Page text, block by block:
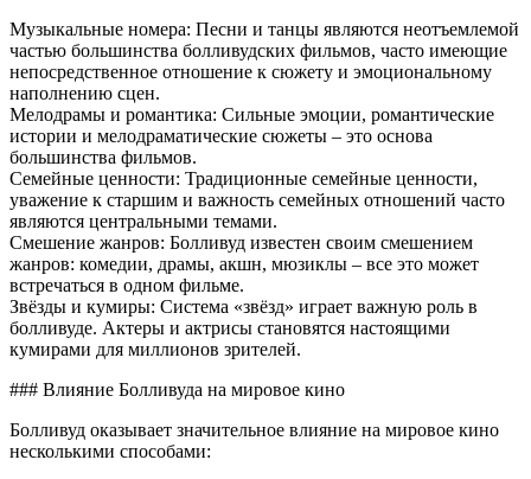
Музыкальные номера: Песни и танцы являются неотъемлемой
частью большинства болливудских фильмов, часто имеющие
непосредственное отношение к сюжету и эмоциональному
наполнению сцен.
Мелодрамы и романтика: Сильные эмоции, романтические
истории и мелодраматические сюжеты – это основа
большинства фильмов.
Семейные ценности: Традиционные семейные ценности,
уважение к старшим и важность семейных отношений часто
являются центральными темами.
Смешение жанров: Болливуд известен своим смешением
жанров: комедии, драмы, акшн, мюзиклы – все это может
встречаться в одном фильме.
Звёзды и кумиры: Система «звёзд» играет важную роль в
болливуде. Актеры и актрисы становятся настоящими
кумирами для миллионов зрителей.
### Влияние Болливуда на мировое кино
Болливуд оказывает значительное влияние на мировое кино
несколькими способами: